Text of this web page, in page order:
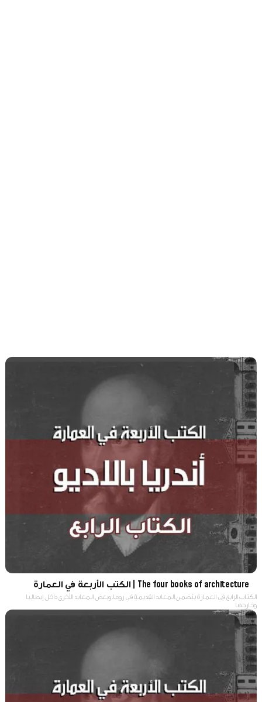
The four books of architecture | الكتب الأربعة في العمارة
الكتاب الرابع في العمارة يتضمن المعابد القديمة في روما، وبعض المعابد الأخرى داخل إيطاليا
وخارجها